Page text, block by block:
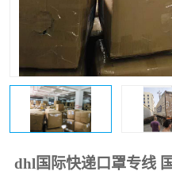
dhl国际快递口罩专线
新能源电池出口物流